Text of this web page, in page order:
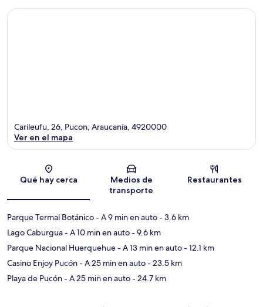
Sección del mapa
Carileufu, 26, Pucon, Araucanía, 4920000
Ver en el mapa
Qué hay cerca
Medios de
transporte
Restaurantes
Parque Termal Botánico- A 9 min en auto- 3.6 km
Lago Caburgua- A 10 min en auto- 9.6 km
Parque Nacional Huerquehue- A 13 min en auto- 12.1 km
Casino Enjoy Pucón- A 25 min en auto- 23.5 km
Playa de Pucón- A 25 min en auto- 24.7 km